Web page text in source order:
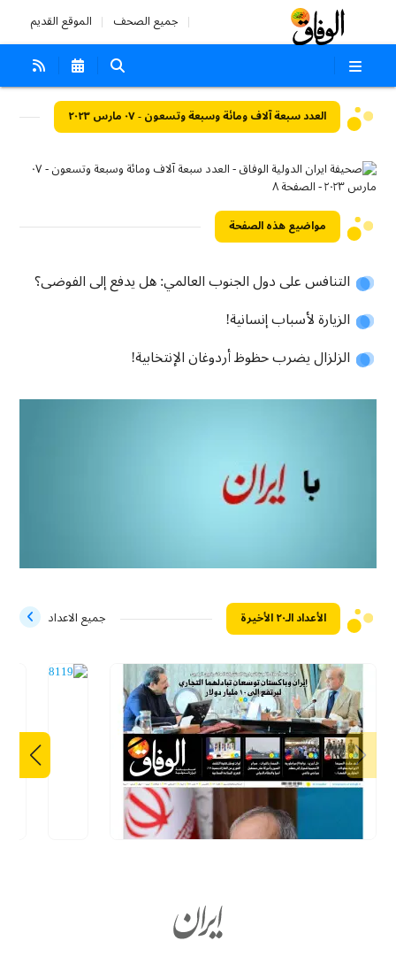
جميع الصحف الموقع القديم
العدد سبعة آلاف ومائة وسبعة وتسعون - ٠٧ مارس ٢٠٢٣
مواضيع هذه الصفحة
التنافس على دول الجنوب العالمي: هل يدفع إلى الفوضى؟
الزيارة لأسباب إنسانية!
الزلزال يضرب حظوظ أردوغان الإنتخابية!
الأعداد الـ۲۰ الأخيرة جميع الاعداد